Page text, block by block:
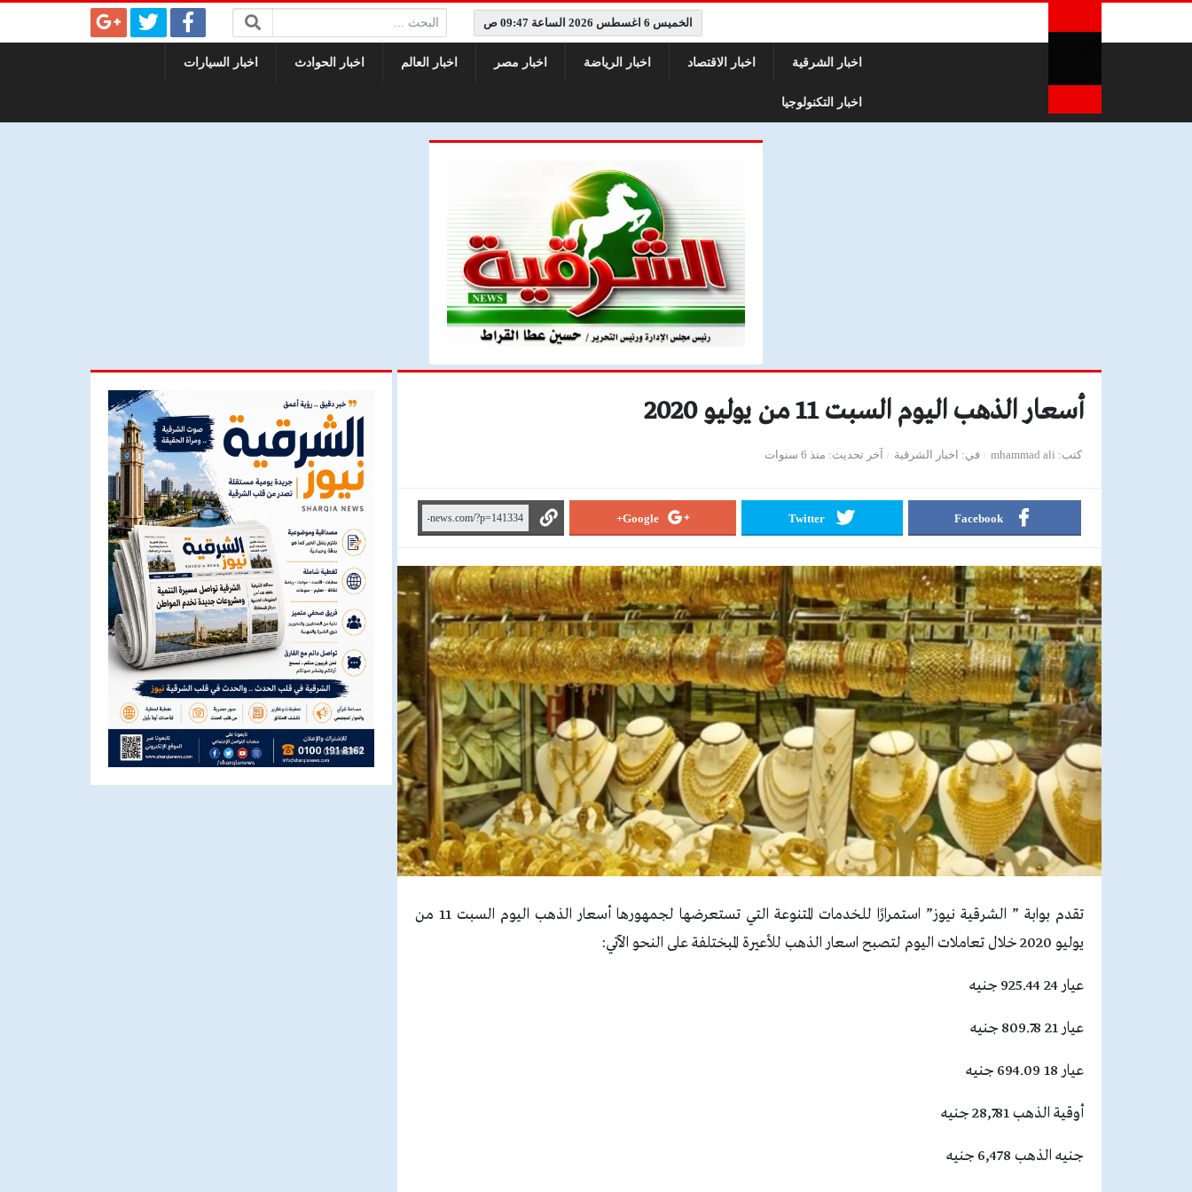
الخميس 6 اغسطس 2026 الساعة 09:47 ص البحث:
اخبار الشرقية اخبار الاقتصاد اخبار الرياضة اخبار مصر اخبار العالم اخبار الحوادث اخبار السيارات
اخبار التكنولوجيا
أسعار الذهب اليوم السبت 11 من يوليو 2020
كتب mhammad ali في اخبار الشرقية آخر تحديث منذ 6 سنوات
Facebook
Twitter
Google+
تقدم بوابة ” الشرقية نيوز” استمرارًا للخدمات المتنوعة التي تستعرضها لجمهورها أسعار الذهب اليوم السبت 11 من
يوليو 2020 خلال تعاملات اليوم لتصبح اسعار الذهب للأعيرة المبختلفة على النحو الآتي:
عيار 24 925.44 جنيه
عيار 21 809.78 جنيه
عيار 18 694.09 جنيه
أوقية الذهب 28,781 جنيه
جنيه الذهب 6,478 جنيه